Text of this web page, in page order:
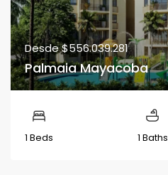
Desde$556.039.281
Palmaia Mayacoba
1 Beds 1 Baths